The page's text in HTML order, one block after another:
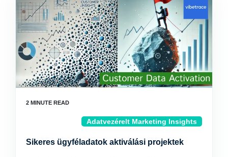
Adatvezérelt Marketing Insights
Sikeres ügyféladatok aktiválási projektek